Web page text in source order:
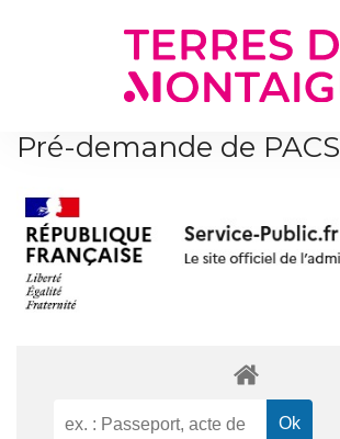
Pré-demande de PACS